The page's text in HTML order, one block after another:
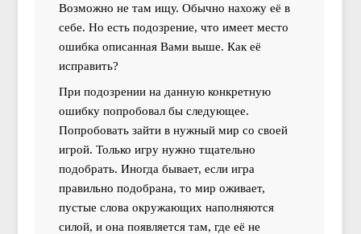
Возможно не там ищу. Обычно нахожу её в
себе. Но есть подозрение, что имеет место
ошибка описанная Вами выше. Как её
исправить?
При подозрении на данную конкретную
ошибку попробовал бы следующее.
Попробовать зайти в нужный мир со своей
игрой. Только игру нужно тщательно
подобрать. Иногда бывает, если игра
правильно подобрана, то мир оживает,
пустые слова окружающих наполняются
силой, и она появляется там, где её не